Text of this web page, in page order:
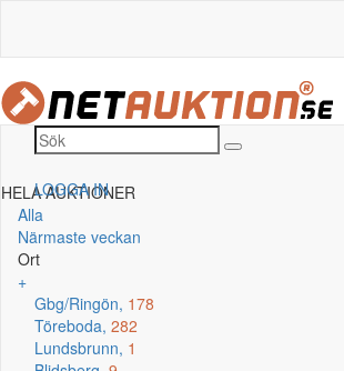
LOGGA IN
HELA AUKTIONER
Alla
Närmaste veckan
Ort
+
Gbg/Ringön, 178
Töreboda, 282
Lundsbrunn, 1